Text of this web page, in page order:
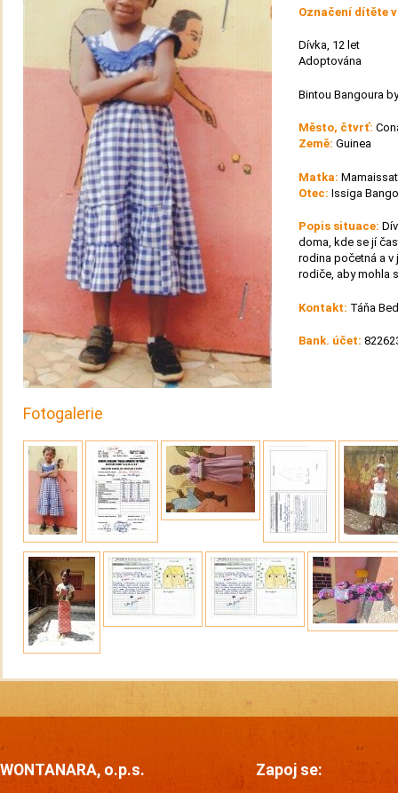
Označení dítěte
Dívka, 12 let
Adoptována
Bintou Bangoura
Město, čtvrť:
Země: Guinea
Matka:
Otec: Issiga
Popis situace:
doma, kde se jí
rodina početná a
rodiče, aby mohla
Kontakt: Táňa
Bank. účet:
Fotogalerie
WONTANARA, o.p.s. Zapoj se: